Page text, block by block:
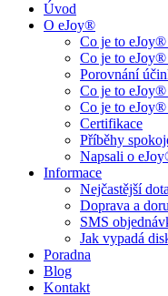
Úvod
O eJoy®
Co je to
Co je to
Porovnání
Co je to
Co je to
Certifikace
Příběhy
Napsali o
Informace
Nejčastější
Doprava a
SMS
Jak vypadá
Poradna
Blog
Kontakt